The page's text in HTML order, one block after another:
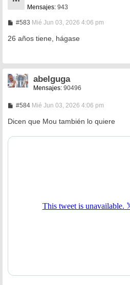
Mensajes: 943
#583M
n
e
Mié Jun 03, 2026 4:06 pm
26 años tiene, hágase
abelguga
Mensajes: 90496
#584M
n
s
Mié Jun 03, 2026 4:06 pm
Dicen que Mou también lo quiere